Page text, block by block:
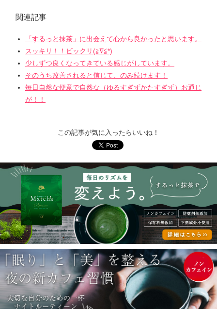
関連記事
「するっと抹茶」に出会えて心から良かったと思います。
スッキリ！！ビックリ(≧∇≦*)
少しずつ良くなってきている感じがしています。
そのうち改善されると信じて、のみ続けます！
毎日自然な便意で自然な（ゆるすぎずかたすぎず）お通じ
が！！